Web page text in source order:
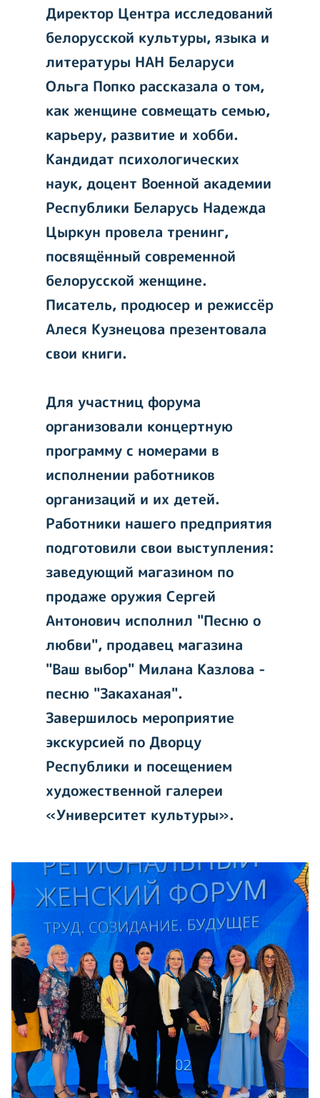
Директор Центра исследований
белорусской культуры, языка и
литературы НАН Беларуси
Ольга Попко рассказала о том,
как женщине совмещать семью,
карьеру, развитие и хобби.
Кандидат психологических
наук, доцент Военной академии
Республики Беларусь Надежда
Цыркун провела тренинг,
посвящённый современной
белорусской женщине.
Писатель, продюсер и режиссёр
Алеся Кузнецова презентовала
свои книги.
Для участниц форума
организовали концертную
программу с номерами в
исполнении работников
организаций и их детей.
Работники нашего предприятия
подготовили свои выступления:
заведующий магазином по
продаже оружия Сергей
Антонович исполнил "Песню о
любви", продавец магазина
"Ваш выбор" Милана Казлова -
песню "Закаханая".
Завершилось мероприятие
экскурсией по Дворцу
Республики и посещением
художественной галереи
«Университет культуры».